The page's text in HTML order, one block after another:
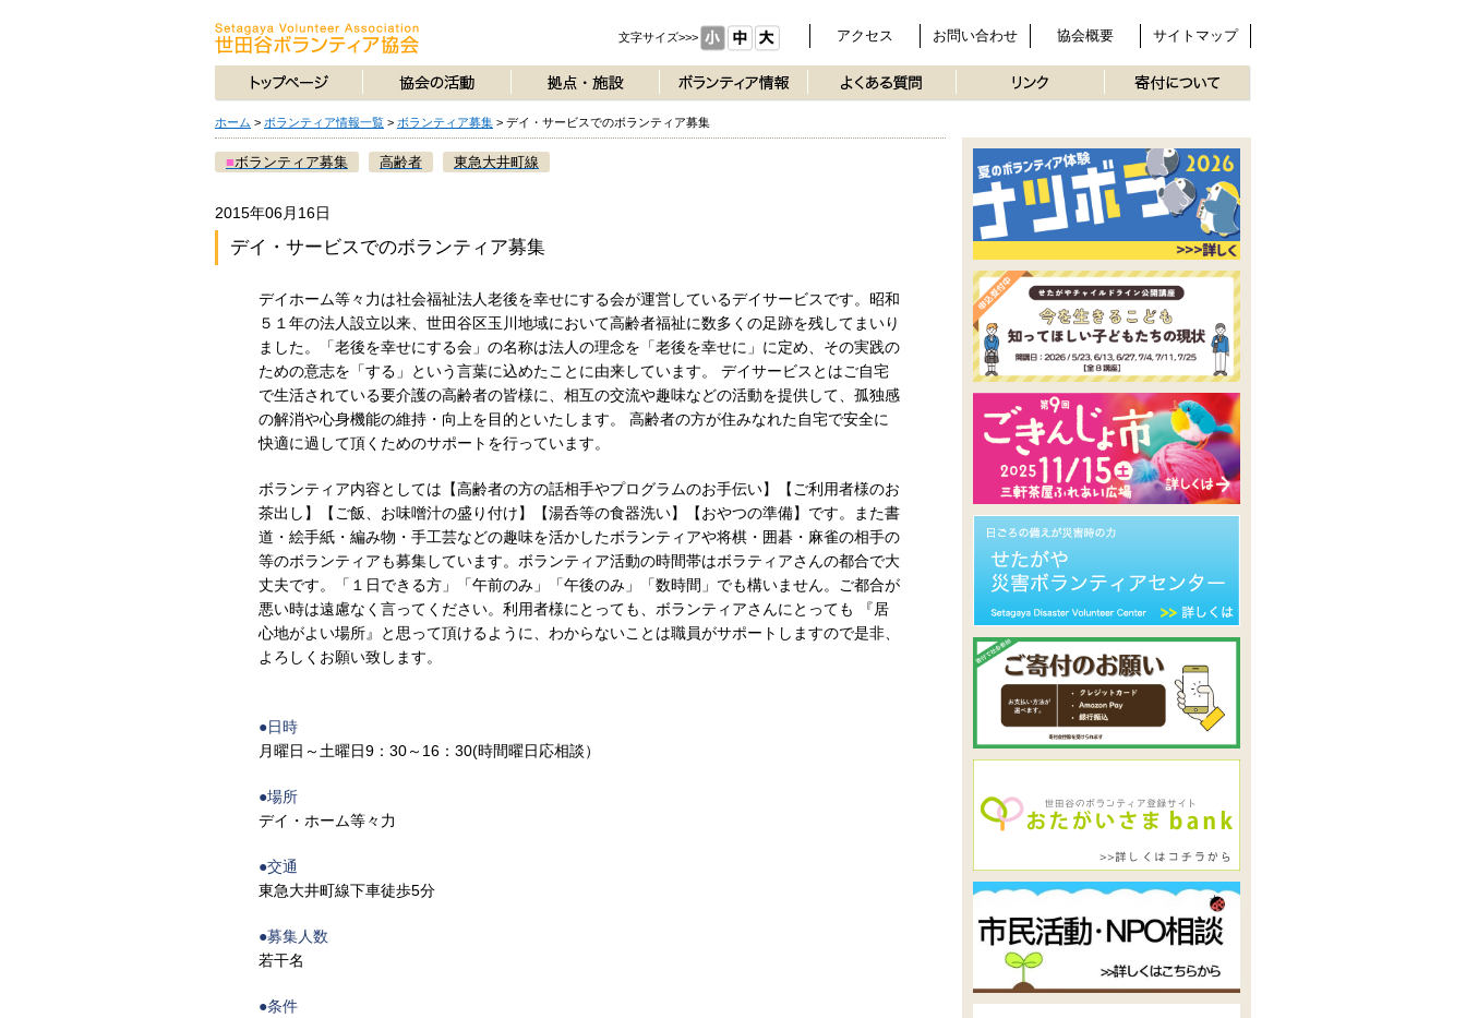
サイトマップ
協会概要
お問い合わせ
アクセス
文字サイズ>>>
ホーム > ボランティア情報一覧 > ボランティア募集 > デイ・サービスでのボランティア募集
■ボランティア募集 高齢者 東急大井町線
2015年06月16日
デイ・サービスでのボランティア募集
デイホーム等々力は社会福祉法人老後を幸せにする会が運営しているデイサービスです。昭和
５１年の法人設立以来、世田谷区玉川地域において高齢者福祉に数多くの足跡を残してまいり
ました。「老後を幸せにする会」の名称は法人の理念を「老後を幸せに」に定め、その実践の
ための意志を「する」という言葉に込めたことに由来しています。 デイサービスとはご自宅
で生活されている要介護の高齢者の皆様に、相互の交流や趣味などの活動を提供して、孤独感
の解消や心身機能の維持・向上を目的といたします。 高齢者の方が住みなれた自宅で安全に
快適に過して頂くためのサポートを行っています。
ボランティア内容としては【高齢者の方の話相手やプログラムのお手伝い】【ご利用者様のお
茶出し】【ご飯、お味噌汁の盛り付け】【湯呑等の食器洗い】【おやつの準備】です。また書
道・絵手紙・編み物・手工芸などの趣味を活かしたボランティアや将棋・囲碁・麻雀の相手の
等のボランティアも募集しています。ボランティア活動の時間帯はボラティアさんの都合で大
丈夫です。「１日できる方」「午前のみ」「午後のみ」「数時間」でも構いません。ご都合が
悪い時は遠慮なく言ってください。利用者様にとっても、ボランティアさんにとっても 『居
心地がよい場所』と思って頂けるように、わからないことは職員がサポートしますので是非、
よろしくお願い致します。
●日時
月曜日～土曜日9：30～16：30(時間曜日応相談）
●場所
デイ・ホーム等々力
●交通
東急大井町線下車徒歩5分
●募集人数
若干名
●条件